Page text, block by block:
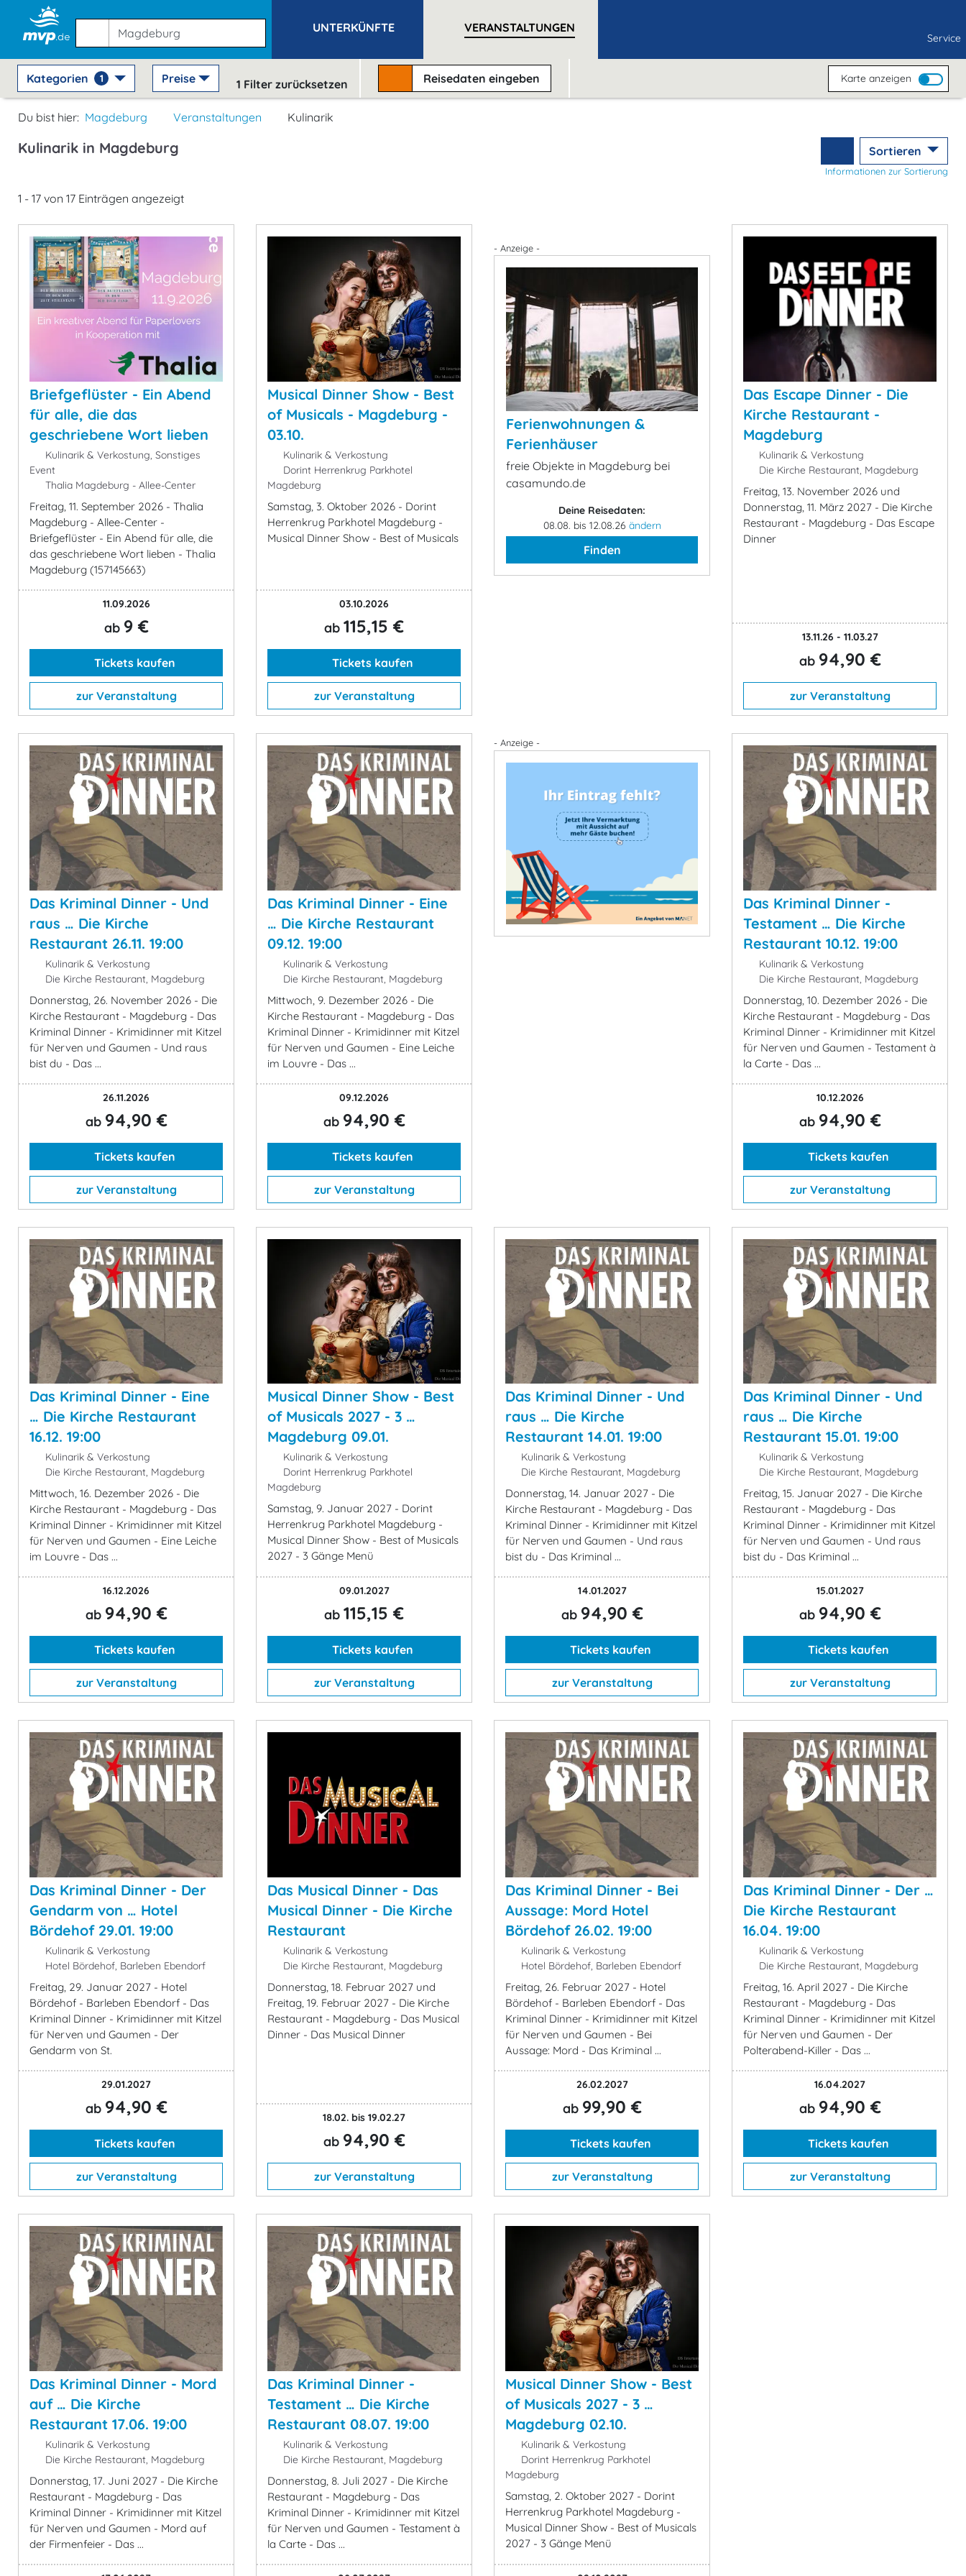
UNTERKÜNFTE VERANSTALTUNGEN
Service
Kategorien 1 Preise 1 Filter zurücksetzen Reisedateneingeben Karte anzeigen
Du bist hier: Magdeburg Veranstaltungen Kulinarik
Kulinarik in Magdeburg Sortieren
Informationen zur Sortierung
1 - 17 von 17 Einträgen angezeigt
Briefgeflüster - Ein Abend
für alle, die das
geschriebene Wort lieben
Kulinarik & Verkostung, Sonstiges
Event
Thalia Magdeburg - Allee-Center
Freitag, 11. September 2026 - Thalia
Magdeburg - Allee-Center -
Briefgeflüster - Ein Abend für alle, die
das geschriebene Wort lieben - Thalia
Magdeburg (157145663)
11.09.2026
ab 9 €
Tickets kaufen
zur Veranstaltung
Musical Dinner Show - Best
of Musicals - Magdeburg -
03.10.
Kulinarik & Verkostung
Dorint Herrenkrug Parkhotel
Magdeburg
Samstag, 3. Oktober 2026 - Dorint
Herrenkrug Parkhotel Magdeburg -
Musical Dinner Show - Best of Musicals
03.10.2026
ab 115,15 €
Tickets kaufen
zur Veranstaltung
- Anzeige -
Ferienwohnungen &
Ferienhäuser
freie Objekte in Magdeburg bei
casamundo.de
Deine Reisedaten:
08.08. bis 12.08.26 ändern
Finden
Das Escape Dinner - Die
Kirche Restaurant -
Magdeburg
Kulinarik & Verkostung
Die Kirche Restaurant, Magdeburg
Freitag, 13. November 2026 und
Donnerstag, 11. März 2027 - Die Kirche
Restaurant - Magdeburg - Das Escape
Dinner
13.11.26 - 11.03.27
ab 94,90 €
zur Veranstaltung
Das Kriminal Dinner - Und
raus … Die Kirche
Restaurant 26.11. 19:00
Kulinarik & Verkostung
Die Kirche Restaurant, Magdeburg
Donnerstag, 26. November 2026 - Die
Kirche Restaurant - Magdeburg - Das
Kriminal Dinner - Krimidinner mit Kitzel
für Nerven und Gaumen - Und raus
bist du - Das ...
26.11.2026
ab 94,90 €
Tickets kaufen
zur Veranstaltung
Das Kriminal Dinner - Eine
… Die Kirche Restaurant
09.12. 19:00
Kulinarik & Verkostung
Die Kirche Restaurant, Magdeburg
Mittwoch, 9. Dezember 2026 - Die
Kirche Restaurant - Magdeburg - Das
Kriminal Dinner - Krimidinner mit Kitzel
für Nerven und Gaumen - Eine Leiche
im Louvre - Das ...
09.12.2026
ab 94,90 €
Tickets kaufen
zur Veranstaltung
- Anzeige -
Das Kriminal Dinner -
Testament … Die Kirche
Restaurant 10.12. 19:00
Kulinarik & Verkostung
Die Kirche Restaurant, Magdeburg
Donnerstag, 10. Dezember 2026 - Die
Kirche Restaurant - Magdeburg - Das
Kriminal Dinner - Krimidinner mit Kitzel
für Nerven und Gaumen - Testament à
la Carte - Das ...
10.12.2026
ab 94,90 €
Tickets kaufen
zur Veranstaltung
Das Kriminal Dinner - Eine
… Die Kirche Restaurant
16.12. 19:00
Kulinarik & Verkostung
Die Kirche Restaurant, Magdeburg
Mittwoch, 16. Dezember 2026 - Die
Kirche Restaurant - Magdeburg - Das
Kriminal Dinner - Krimidinner mit Kitzel
für Nerven und Gaumen - Eine Leiche
im Louvre - Das ...
16.12.2026
ab 94,90 €
Tickets kaufen
zur Veranstaltung
Musical Dinner Show - Best
of Musicals 2027 - 3 …
Magdeburg 09.01.
Kulinarik & Verkostung
Dorint Herrenkrug Parkhotel
Magdeburg
Samstag, 9. Januar 2027 - Dorint
Herrenkrug Parkhotel Magdeburg -
Musical Dinner Show - Best of Musicals
2027 - 3 Gänge Menü
09.01.2027
ab 115,15 €
Tickets kaufen
zur Veranstaltung
Das Kriminal Dinner - Und
raus … Die Kirche
Restaurant 14.01. 19:00
Kulinarik & Verkostung
Die Kirche Restaurant, Magdeburg
Donnerstag, 14. Januar 2027 - Die
Kirche Restaurant - Magdeburg - Das
Kriminal Dinner - Krimidinner mit Kitzel
für Nerven und Gaumen - Und raus
bist du - Das Kriminal ...
14.01.2027
ab 94,90 €
Tickets kaufen
zur Veranstaltung
Das Kriminal Dinner - Und
raus … Die Kirche
Restaurant 15.01. 19:00
Kulinarik & Verkostung
Die Kirche Restaurant, Magdeburg
Freitag, 15. Januar 2027 - Die Kirche
Restaurant - Magdeburg - Das
Kriminal Dinner - Krimidinner mit Kitzel
für Nerven und Gaumen - Und raus
bist du - Das Kriminal ...
15.01.2027
ab 94,90 €
Tickets kaufen
zur Veranstaltung
Das Kriminal Dinner - Der
Gendarm von … Hotel
Bördehof 29.01. 19:00
Kulinarik & Verkostung
Hotel Bördehof, Barleben Ebendorf
Freitag, 29. Januar 2027 - Hotel
Bördehof - Barleben Ebendorf - Das
Kriminal Dinner - Krimidinner mit Kitzel
für Nerven und Gaumen - Der
Gendarm von St.
29.01.2027
ab 94,90 €
Tickets kaufen
zur Veranstaltung
Das Musical Dinner - Das
Musical Dinner - Die Kirche
Restaurant
Kulinarik & Verkostung
Die Kirche Restaurant, Magdeburg
Donnerstag, 18. Februar 2027 und
Freitag, 19. Februar 2027 - Die Kirche
Restaurant - Magdeburg - Das Musical
Dinner - Das Musical Dinner
18.02. bis 19.02.27
ab 94,90 €
zur Veranstaltung
Das Kriminal Dinner - Bei
Aussage: Mord Hotel
Bördehof 26.02. 19:00
Kulinarik & Verkostung
Hotel Bördehof, Barleben Ebendorf
Freitag, 26. Februar 2027 - Hotel
Bördehof - Barleben Ebendorf - Das
Kriminal Dinner - Krimidinner mit Kitzel
für Nerven und Gaumen - Bei
Aussage: Mord - Das Kriminal ...
26.02.2027
ab 99,90 €
Tickets kaufen
zur Veranstaltung
Das Kriminal Dinner - Der …
Die Kirche Restaurant
16.04. 19:00
Kulinarik & Verkostung
Die Kirche Restaurant, Magdeburg
Freitag, 16. April 2027 - Die Kirche
Restaurant - Magdeburg - Das
Kriminal Dinner - Krimidinner mit Kitzel
für Nerven und Gaumen - Der
Polterabend-Killer - Das ...
16.04.2027
ab 94,90 €
Tickets kaufen
zur Veranstaltung
Das Kriminal Dinner - Mord
auf … Die Kirche
Restaurant 17.06. 19:00
Kulinarik & Verkostung
Die Kirche Restaurant, Magdeburg
Donnerstag, 17. Juni 2027 - Die Kirche
Restaurant - Magdeburg - Das
Kriminal Dinner - Krimidinner mit Kitzel
für Nerven und Gaumen - Mord auf
der Firmenfeier - Das ...
Das Kriminal Dinner -
Testament … Die Kirche
Restaurant 08.07. 19:00
Kulinarik & Verkostung
Die Kirche Restaurant, Magdeburg
Donnerstag, 8. Juli 2027 - Die Kirche
Restaurant - Magdeburg - Das
Kriminal Dinner - Krimidinner mit Kitzel
für Nerven und Gaumen - Testament à
la Carte - Das ...
Musical Dinner Show - Best
of Musicals 2027 - 3 …
Magdeburg 02.10.
Kulinarik & Verkostung
Dorint Herrenkrug Parkhotel
Magdeburg
Samstag, 2. Oktober 2027 - Dorint
Herrenkrug Parkhotel Magdeburg -
Musical Dinner Show - Best of Musicals
2027 - 3 Gänge Menü